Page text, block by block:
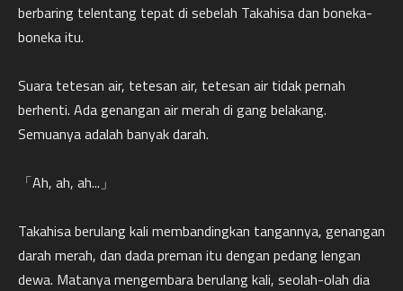
berbaring telentang tepat di sebelah Takahisa dan boneka-
boneka itu.
Suara tetesan air, tetesan air, tetesan air tidak pernah
berhenti. Ada genangan air merah di gang belakang.
Semuanya adalah banyak darah.
「Ah, ah, ah...」
Takahisa berulang kali membandingkan tangannya, genangan
darah merah, dan dada preman itu dengan pedang lengan
dewa. Matanya mengembara berulang kali, seolah-olah dia